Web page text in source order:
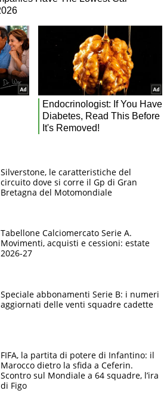
Silverstone, le caratteristiche del
circuito dove si corre il Gp di Gran
Bretagna del Motomondiale
Tabellone Calciomercato Serie A.
Movimenti, acquisti e cessioni: estate
2026-27
Speciale abbonamenti Serie B: i numeri
aggiornati delle venti squadre cadette
FIFA, la partita di potere di Infantino: il
Marocco dietro la sfida a Ceferin.
Scontro sul Mondiale a 64 squadre, l’ira
di Figo